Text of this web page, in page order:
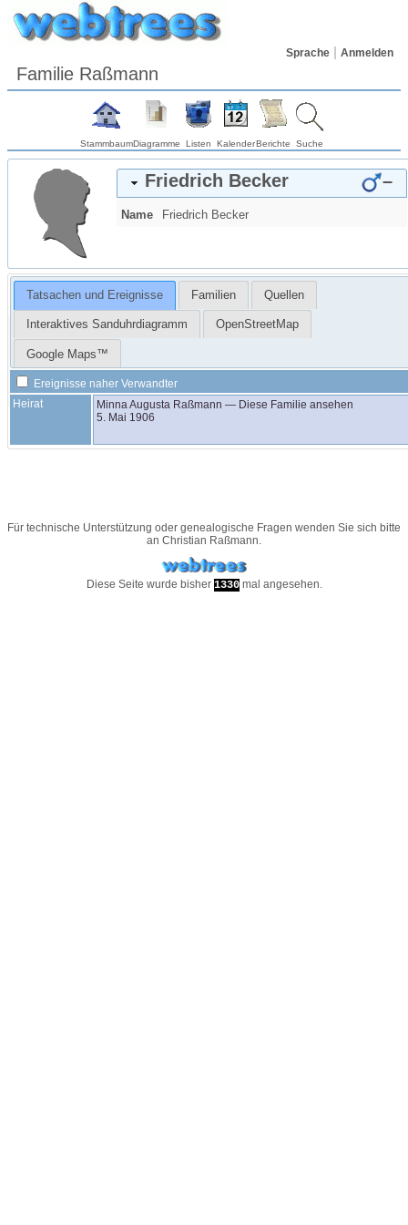
Sprache Anmelden
Familie Raßmann
StammbaumDiagramme Listen KalenderBerichte Suche
Friedrich Becker –
Name Friedrich Becker
Tatsachen und Ereignisse Familien Quellen
Interaktives Sanduhrdiagramm OpenStreetMap
Google Maps™
Ereignisse naher Verwandter
Heirat
Minna Augusta Raßmann — Diese Familie ansehen
5. Mai 1906
Für technische Unterstützung oder genealogische Fragen wenden Sie sich bitte
an Christian Raßmann.
Diese Seite wurde bisher 1330mal angesehen.